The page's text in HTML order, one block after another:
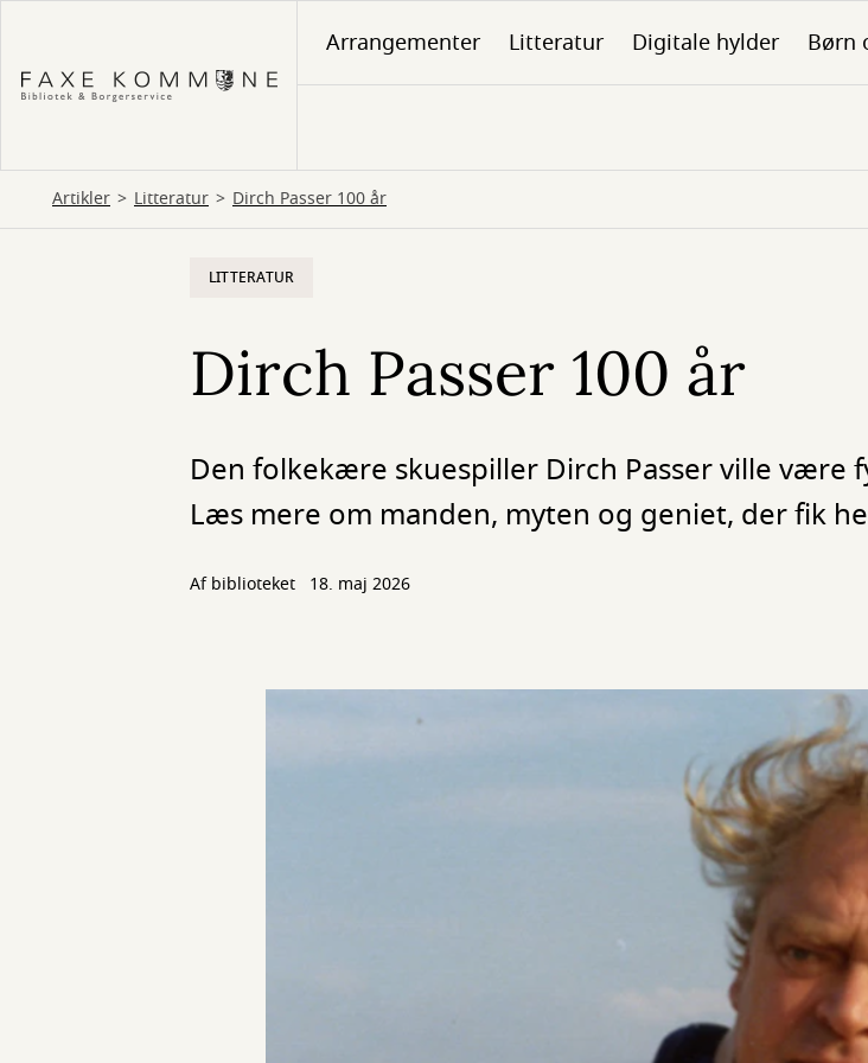
hovedindhold
Arrangementer Litteratur Digitale hylder Børn
Artikler Litteratur Dirch Passer 100 år
LITTERATUR
Dirch Passer 100 år
Den folkekære skuespiller Dirch Passer ville være
Læs mere om manden, myten og geniet, der fik
Af biblioteket 18. maj 2026